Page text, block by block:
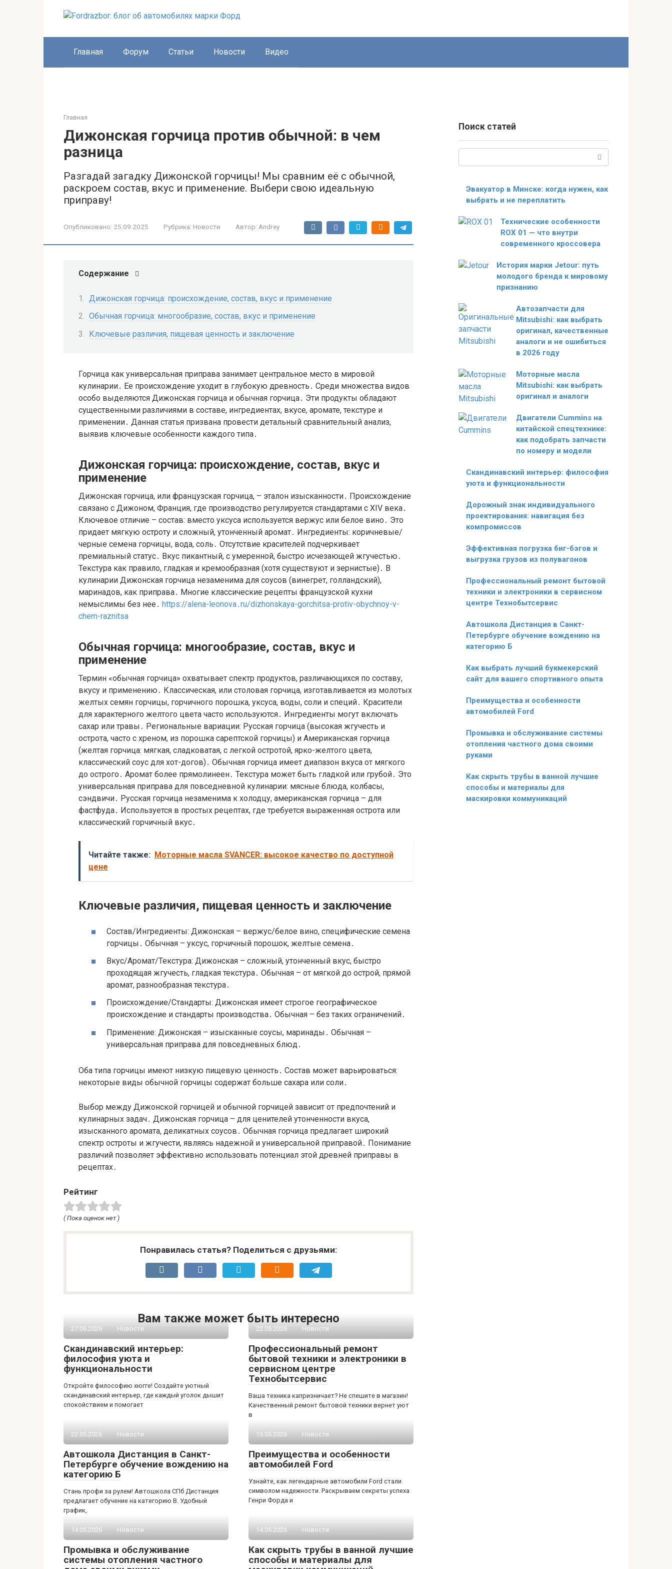
Главная Форум Статьи Новости Видео
Главная
Дижонская горчица против обычной: в чем
разница
Разгадай загадку Дижонской горчицы! Мы сравним её с обычной,
раскроем состав, вкус и применение. Выбери свою идеальную
приправу!
Опубликовано: 25.09.2025 Рубрика: Новости Автор: Andrey
Содержание
Дижонская горчица: происхождение, состав, вкус и применение
Обычная горчица: многообразие, состав, вкус и применение
Ключевые различия, пищевая ценность и заключение
Горчица как универсальная приправа занимает центральное место в мировой
кулинарии․ Ее происхождение уходит в глубокую древность․ Среди множества видов
особо выделяются Дижонская горчица и обычная горчица․ Эти продукты обладают
существенными различиями в составе, ингредиентах, вкусе, аромате, текстуре и
применении․ Данная статья призвана провести детальный сравнительный анализ,
выявив ключевые особенности каждого типа․
Дижонская горчица: происхождение, состав, вкус и
применение
Дижонская горчица, или французская горчица, – эталон изысканности․ Происхождение
связано с Дижоном, Франция, где производство регулируется стандартами с XIV века․
Ключевое отличие – состав: вместо уксуса используется вержус или белое вино․ Это
придает мягкую остроту и сложный, утонченный аромат․ Ингредиенты: коричневые/
черные семена горчицы, вода, соль․ Отсутствие красителей подчеркивает
премиальный статус․ Вкус пикантный, с умеренной, быстро исчезающей жгучестью․
Текстура как правило, гладкая и кремообразная (хотя существуют и зернистые)․ В
кулинарии Дижонская горчица незаменима для соусов (винегрет, голландский),
маринадов, как приправа․ Многие классические рецепты французской кухни
немыслимы без нее․ https://alena-leonova․ru/dizhonskaya-gorchitsa-protiv-obychnoy-v-
chem-raznitsa
Обычная горчица: многообразие, состав, вкус и
применение
Термин «обычная горчица» охватывает спектр продуктов, различающихся по составу,
вкусу и применению․ Классическая, или столовая горчица, изготавливается из молотых
желтых семян горчицы, горчичного порошка, уксуса, воды, соли и специй․ Красители
для характерного желтого цвета часто используются․ Ингредиенты могут включать
сахар или травы․ Региональные вариации: Русская горчица (высокая жгучесть и
острота, часто с хреном, из порошка сарептской горчицы) и Американская горчица
(желтая горчица: мягкая, сладковатая, с легкой остротой, ярко-желтого цвета,
классический соус для хот-догов)․ Обычная горчица имеет диапазон вкуса от мягкого
до острого․ Аромат более прямолинеен․ Текстура может быть гладкой или грубой․ Это
универсальная приправа для повседневной кулинарии: мясные блюда, колбасы,
сэндвичи․ Русская горчица незаменима к холодцу, американская горчица – для
фастфуда․ Используется в простых рецептах, где требуется выраженная острота или
классический горчичный вкус․
Читайте также: Моторные масла SVANCER: высокое качество по доступной
цене
Ключевые различия, пищевая ценность и заключение
Состав/Ингредиенты: Дижонская – вержус/белое вино, специфические семена
горчицы․ Обычная – уксус, горчичный порошок, желтые семена․
Вкус/Аромат/Текстура: Дижонская – сложный, утонченный вкус, быстро
проходящая жгучесть, гладкая текстура․ Обычная – от мягкой до острой, прямой
аромат, разнообразная текстура․
Происхождение/Стандарты: Дижонская имеет строгое географическое
происхождение и стандарты производства․ Обычная – без таких ограничений․
Применение: Дижонская – изысканные соусы, маринады․ Обычная –
универсальная приправа для повседневных блюд․
Оба типа горчицы имеют низкую пищевую ценность․ Состав может варьироваться:
некоторые виды обычной горчицы содержат больше сахара или соли․
Выбор между Дижонской горчицей и обычной горчицей зависит от предпочтений и
кулинарных задач․ Дижонская горчица – для ценителей утонченности вкуса,
изысканного аромата, деликатных соусов․ Обычная горчица предлагает широкий
спектр остроты и жгучести, являясь надежной и универсальной приправой․ Понимание
различий позволяет эффективно использовать потенциал этой древней приправы в
рецептах․
Рейтинг
( Пока оценок нет )
Понравилась статья? Поделиться с друзьями:
Вам также может быть интересно
27.06.2026 Новости
Скандинавский интерьер:
философия уюта и
функциональности
Откройте философию хюгге! Создайте уютный
скандинавский интерьер, где каждый уголок дышит
спокойствием и помогает
22.05.2026 Новости
Профессиональный ремонт
бытовой техники и электроники в
сервисном центре
Технобытсервис
Ваша техника капризничает? Не спешите в магазин!
Качественный ремонт бытовой техники вернет уют
в
22.05.2026 Новости
Автошкола Дистанция в Санкт-
Петербурге обучение вождению на
категорию Б
Стань профи за рулем! Автошкола СПб Дистанция
предлагает обучение на категорию B. Удобный
график,
15.05.2026 Новости
Преимущества и особенности
автомобилей Ford
Узнайте, как легендарные автомобили Ford стали
символом надежности. Раскрываем секреты успеха
Генри Форда и
14.05.2026 Новости
Промывка и обслуживание
системы отопления частного
14.05.2026 Новости
Как скрыть трубы в ванной лучшие
способы и материалы для
Поиск статей
Эвакуатор в Минске: когда нужен, как
выбрать и не переплатить
Технические особенности
ROX 01 — что внутри
современного кроссовера
История марки Jetour: путь
молодого бренда к мировому
признанию
Автозапчасти для
Mitsubishi: как выбрать
оригинал, качественные
аналоги и не ошибиться
в 2026 году
Моторные масла
Mitsubishi: как выбрать
оригинал и аналоги
Двигатели Cummins на
китайской спецтехнике:
как подобрать запчасти
по номеру и модели
Скандинавский интерьер: философия
уюта и функциональности
Дорожный знак индивидуального
проектирования: навигация без
компромиссов
Эффективная погрузка биг-бэгов и
выгрузка грузов из полувагонов
Профессиональный ремонт бытовой
техники и электроники в сервисном
центре Технобытсервис
Автошкола Дистанция в Санкт-
Петербурге обучение вождению на
категорию Б
Как выбрать лучший букмекерский
сайт для вашего спортивного опыта
Преимущества и особенности
автомобилей Ford
Промывка и обслуживание системы
отопления частного дома своими
руками
Как скрыть трубы в ванной лучшие
способы и материалы для
маскировки коммуникаций